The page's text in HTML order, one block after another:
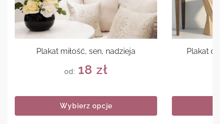
Plakat miłość, sen, nadzieja
od: 18 zł
Wybierz opcje
Plakat